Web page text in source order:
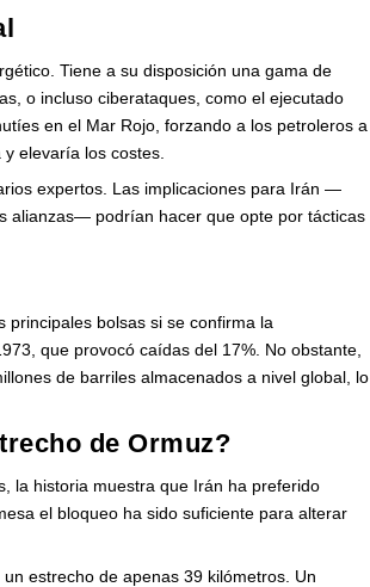
Tiene a su disposición una gama de
o incluso ciberataques, como el ejecutado
en el Mar Rojo, forzando a los petroleros a
elevaría los costes.
expertos. Las implicaciones para Irán —
alianzas— podrían hacer que opte por tácticas
principales bolsas si se confirma la
que provocó caídas del 17%. No obstante,
de barriles almacenados a nivel global, lo
de Ormuz?
la historia muestra que Irán ha preferido
el bloqueo ha sido suficiente para alterar
estrecho de apenas 39 kilómetros. Un